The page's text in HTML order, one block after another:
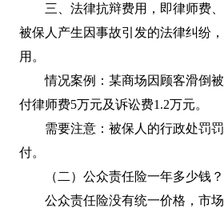
三、法律抗辩费用，即律师费
被保人产生因事故引发的法律纠纷
用。
情况案例：某商场因顾客滑倒
付律师费5万元及诉讼费1.2万元。
需要注意：被保人的行政处罚
付。
（二）公众责任险一年多少钱？
公众责任险没有统一价格，市